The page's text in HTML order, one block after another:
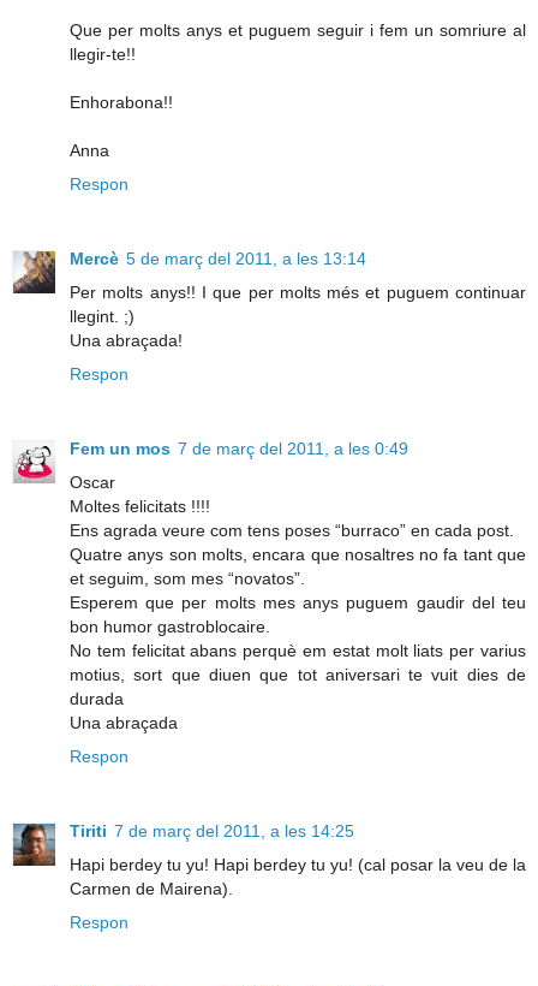
Que per molts anys et puguem seguir i fem un somriure al
llegir-te!!
Enhorabona!!
Anna
Respon
Mercè 5 de març del 2011, a les 13:14
Per molts anys!! I que per molts més et puguem continuar
llegint. ;)
Una abraçada!
Respon
Fem un mos 7 de març del 2011, a les 0:49
Oscar
Moltes felicitats !!!!
Ens agrada veure com tens poses “burraco” en cada post.
Quatre anys son molts, encara que nosaltres no fa tant que
et seguim, som mes “novatos”.
Esperem que per molts mes anys puguem gaudir del teu
bon humor gastroblocaire.
No tem felicitat abans perquè em estat molt liats per varius
motius, sort que diuen que tot aniversari te vuit dies de
durada
Una abraçada
Respon
Tiriti 7 de març del 2011, a les 14:25
Hapi berdey tu yu! Hapi berdey tu yu! (cal posar la veu de la
Carmen de Mairena).
Respon